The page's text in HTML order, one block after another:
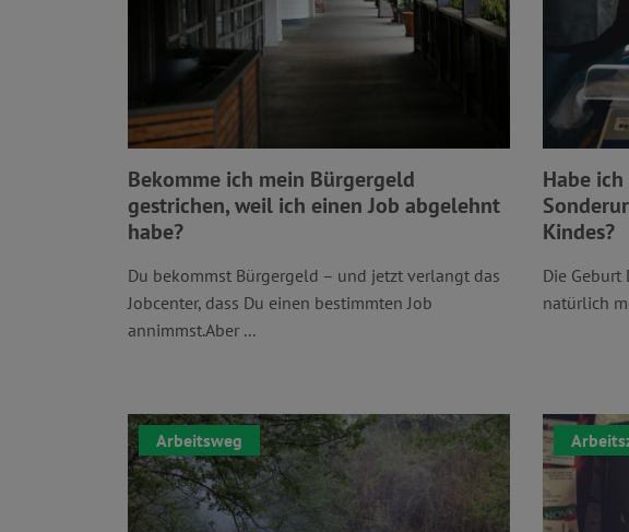
Bekomme ich mein Bürgergeld
gestrichen, weil ich einen Job abgelehnt
habe?
Du bekommst Bürgergeld – und jetzt verlangt das
Jobcenter, dass Du einen bestimmten Job
annimmst.Aber ...
Habe
Kindes?
Die Geburt
natürlich
Arbeitsweg